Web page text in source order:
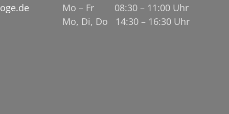
Mo – Fr 08:30 – 11:00 Uhr
Mo, Di, Do 14:30 – 16:30 Uhr